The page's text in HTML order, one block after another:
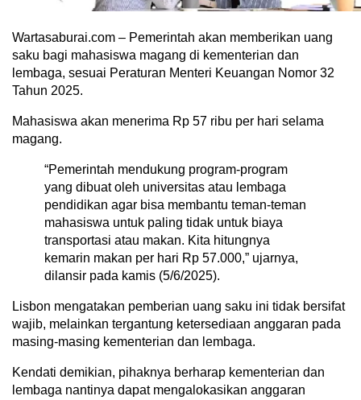
Wartasaburai.com – Pemerintah akan memberikan uang
saku bagi mahasiswa magang di kementerian dan
lembaga, sesuai Peraturan Menteri Keuangan Nomor 32
Tahun 2025.
Mahasiswa akan menerima Rp 57 ribu per hari selama
magang.
“Pemerintah mendukung program-program
yang dibuat oleh universitas atau lembaga
pendidikan agar bisa membantu teman-teman
mahasiswa untuk paling tidak untuk biaya
transportasi atau makan. Kita hitungnya
kemarin makan per hari Rp 57.000,” ujarnya,
dilansir pada kamis (5/6/2025).
Lisbon mengatakan pemberian uang saku ini tidak bersifat
wajib, melainkan tergantung ketersediaan anggaran pada
masing-masing kementerian dan lembaga.
Kendati demikian, pihaknya berharap kementerian dan
lembaga nantinya dapat mengalokasikan anggaran